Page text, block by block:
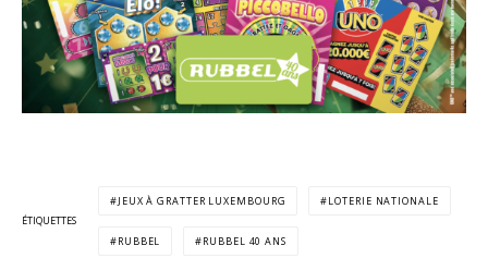
ÉTIQUETTES
JEUX À GRATTER LUXEMBOURG LOTERIE NATIONALE
RUBBEL RUBBEL 40 ANS